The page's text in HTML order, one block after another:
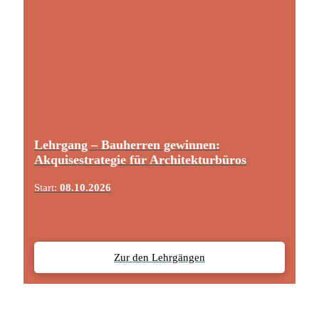
Lehrgang – Bauherren gewinnen:
Akquisestrategie für Architekturbüros
Start: 08.10.2026
Zur den Lehrgängen